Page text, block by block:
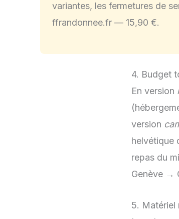
variantes, les fermetures de
ffrandonnee.fr — 15,90 €.
4. Budget
En version
version
helvétique
repas du
Genève →
5. Matériel